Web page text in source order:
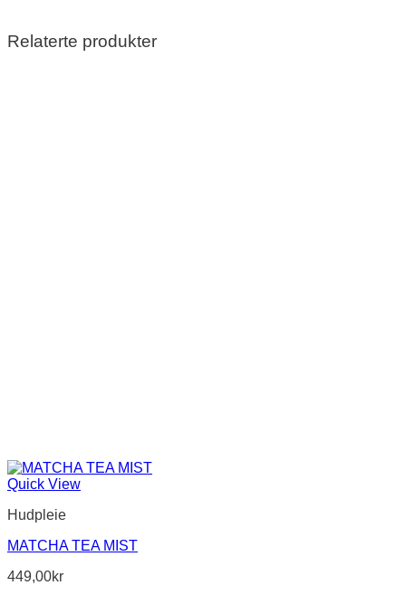
Relaterte produkter
Quick View
Hudpleie
MATCHA TEA MIST
449,00kr